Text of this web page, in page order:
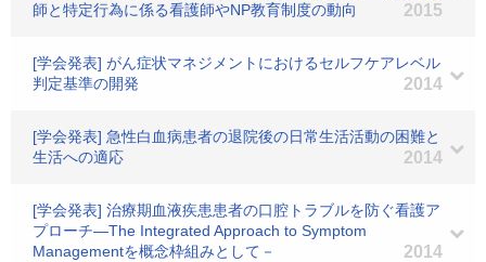
師と特定行為に係る看護師やNP教育制度の動向
2015
[学会発表] がん症状マネジメントにおけるセルフケアレベル
判定基準の開発
2014
[学会発表] 急性白血病患者の退院後の日常生活活動の困難と
生活への適応
2014
[学会発表] 治療期血液疾患患者の口腔トラブルを防ぐ看護ア
プローチ―The Integrated Approach to Symptom
Managementを概念枠組みとして－
2014